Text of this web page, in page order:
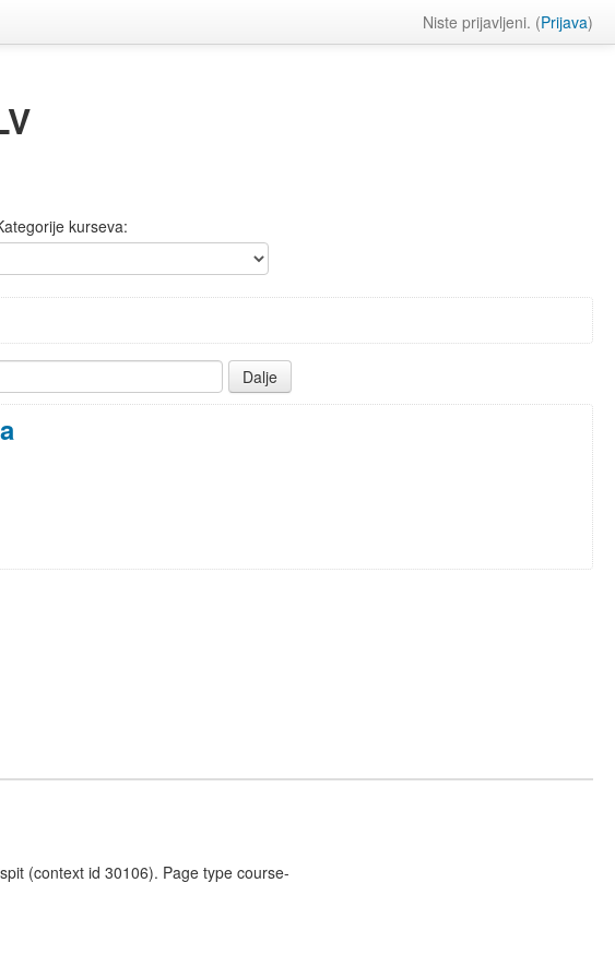
Niste prijavljeni. (Prijava)
kurseva:
(context id 30106). Page type course-